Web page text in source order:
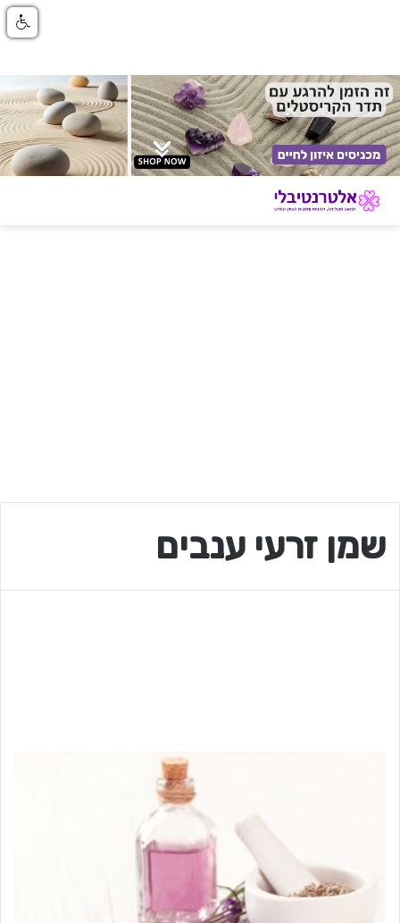
שמן זרעי ענבים